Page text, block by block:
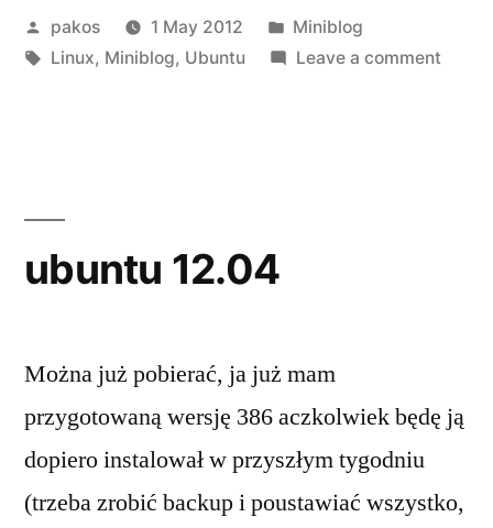
Posted
by
pakos 1 May 2012
Posted
in
Miniblog
Tags:
Linux, Miniblog, Ubuntu Leave a commenton
ubuntu 12.04
Można już pobierać, ja już mam
przygotowaną wersję 386 aczkolwiek będę ją
dopiero instalował w przyszłym tygodniu
(trzeba zrobić backup i poustawiać wszystko,